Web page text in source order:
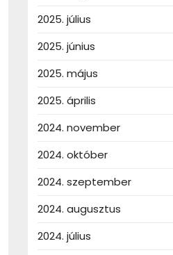
2025. július
2025. június
2025. május
2025. április
2024. november
2024. október
2024. szeptember
2024. augusztus
2024. július